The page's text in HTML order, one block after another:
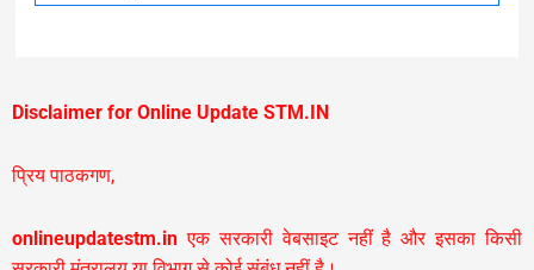
Disclaimer for Online Update STM.IN
प्रिय पाठकगण,
onlineupdatestm.in एक सरकारी वेबसाइट नहीं है और इसका किसी